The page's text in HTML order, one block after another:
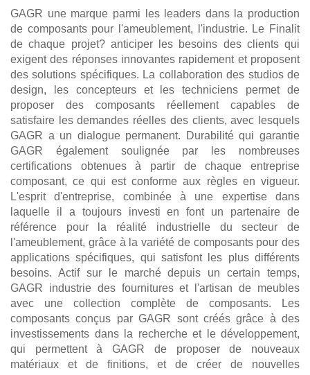
GAGR une marque parmi les leaders dans la production
de composants pour l'ameublement, l'industrie. Le Finalit
de chaque projet? anticiper les besoins des clients qui
exigent des réponses innovantes rapidement et proposent
des solutions spécifiques. La collaboration des studios de
design, les concepteurs et les techniciens permet de
proposer des composants réellement capables de
satisfaire les demandes réelles des clients, avec lesquels
GAGR a un dialogue permanent. Durabilité qui garantie
GAGR également soulignée par les nombreuses
certifications obtenues à partir de chaque entreprise
composant, ce qui est conforme aux règles en vigueur.
L'esprit d'entreprise, combinée à une expertise dans
laquelle il a toujours investi en font un partenaire de
référence pour la réalité industrielle du secteur de
l'ameublement, grâce à la variété de composants pour des
applications spécifiques, qui satisfont les plus différents
besoins. Actif sur le marché depuis un certain temps,
GAGR industrie des fournitures et l'artisan de meubles
avec une collection complète de composants. Les
composants conçus par GAGR sont créés grâce à des
investissements dans la recherche et le développement,
qui permettent à GAGR de proposer de nouveaux
matériaux et de finitions, et de créer de nouvelles